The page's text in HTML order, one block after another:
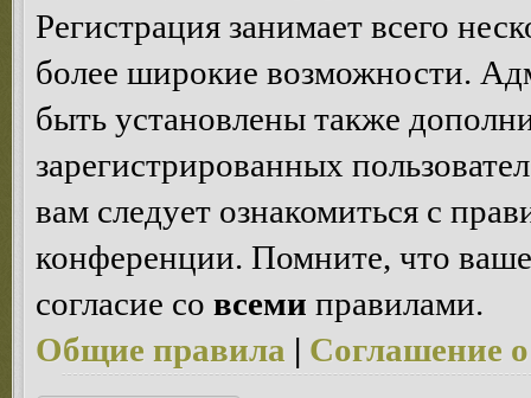
Регистрация занимает всего
более широкие возможности.
быть установлены также
зарегистрированных
вам следует ознакомиться с
конференции. Помните, что
согласие со всеми правилами.
Общие правила | Соглашение